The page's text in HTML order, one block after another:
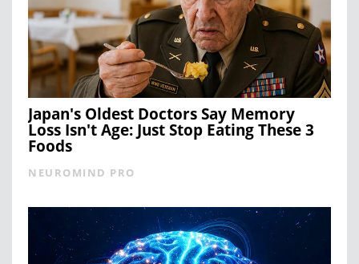
Japan's Oldest Doctors Say Memory
Loss Isn't Age: Just Stop Eating These 3
Foods
NEUROMIND PRO